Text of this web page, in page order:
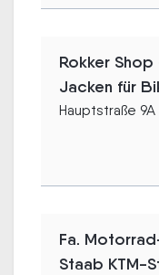
Rokker
Jacken für
Hauptstraße
Fa.
Staab KTM-